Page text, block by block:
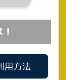
用方法